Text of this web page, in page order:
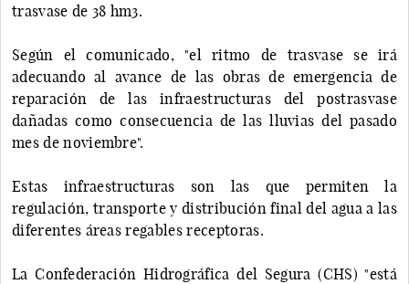
trasvase de 38 hm3.
Según el comunicado, "el ritmo de trasvase se irá
adecuando al avance de las obras de emergencia de
reparación de las infraestructuras del postrasvase
dañadas como consecuencia de las lluvias del pasado
mes de noviembre".
Estas infraestructuras son las que permiten la
regulación, transporte y distribución final del agua a las
diferentes áreas regables receptoras.
La Confederación Hidrográfica del Segura (CHS) "está